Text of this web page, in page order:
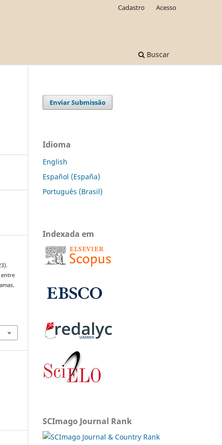
Buscar
Cadastro Acesso
entre
Enviar Submissão
Idioma
English
Español (España)
Português (Brasil)
Indexada em
SCImago Journal Rank